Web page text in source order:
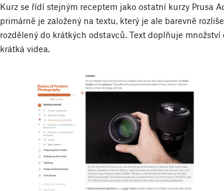
Kurz se řídí stejným receptem jako ostatní kurzy Prusa
primárně je založený na textu, který je ale barevně
rozdělený do krátkých odstavců. Text doplňuje množství
krátká videa.